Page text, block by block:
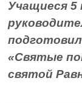
Учащиеся 5
«Святые
святой